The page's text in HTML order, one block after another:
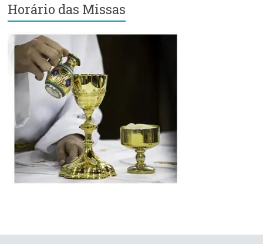
Horário das Missas